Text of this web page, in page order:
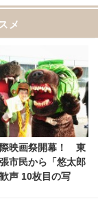
メ
映画祭開幕！ 東
市民から「悠太郎
声 10枚目の写